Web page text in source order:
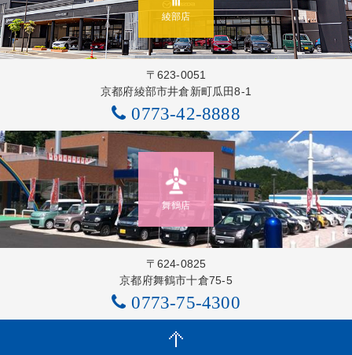
綾部店
〒623-0051
京都府綾部市井倉新町瓜田8-1
0773-42-8888
舞鶴店
〒624-0825
京都府舞鶴市十倉75-5
0773-75-4300